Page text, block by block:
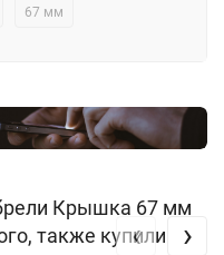
67 мм
Крышка 67 мм
также купили
‹ ›